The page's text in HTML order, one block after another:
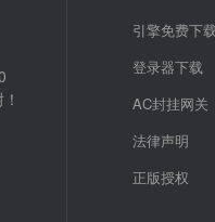
引擎免费下
登录器下载
AC封挂网关
法律声明
正版授权